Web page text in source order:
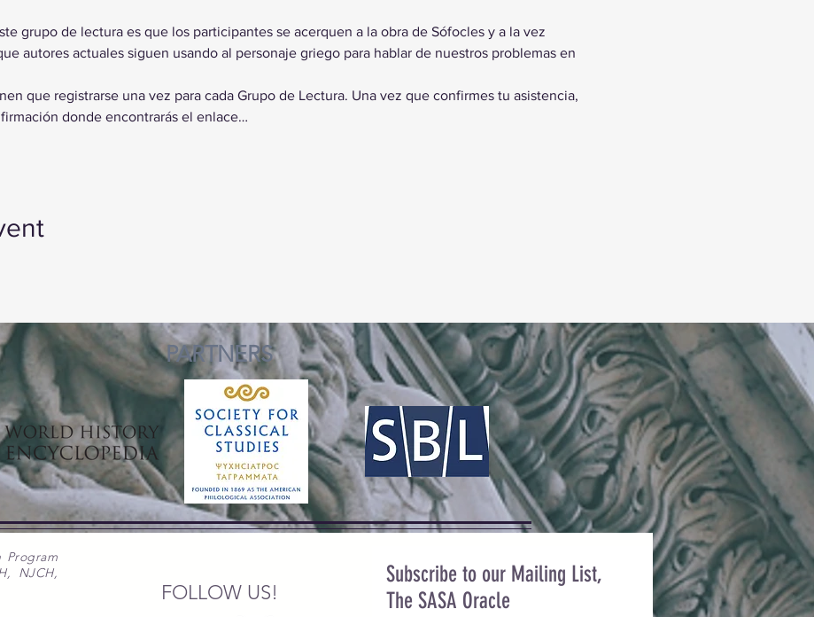
grupo de lectura es que los participantes se acerquen a la obra de Sófocles y a la vez
autores actuales siguen usando al personaje griego para hablar de nuestros problemas en
que registrarse una vez para cada Grupo de Lectura. Una vez que confirmes tu asistencia,
donde encontrarás el enlace…
PARTNERS
Program
NJCH,
FOLLOW US!
Subscribe to our Mailing List,
The SASA Oracle